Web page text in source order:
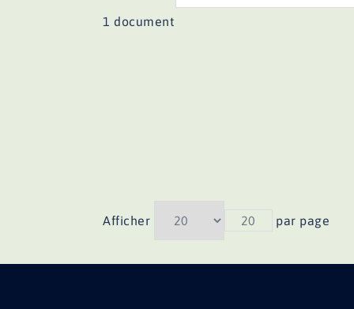
1 document
Afficher 20 par page